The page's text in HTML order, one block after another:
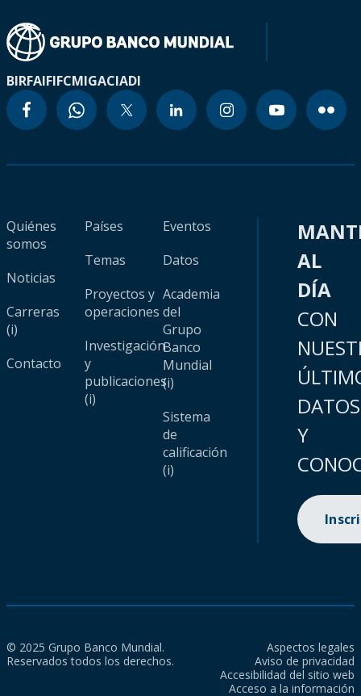
BIRFAIFIFCMIGACIADI
Quiénes
somos
Noticias
Carreras
(i)
Contacto
Países
Temas
Proyectos y
operaciones
Investigación
y
publicaciones
(i)
Eventos
Datos
Academia
del
Grupo
Banco
Mundial
(i)
Sistema
de
calificación
(i)
AL
DÍA
CON
DATOS
Y
© 2025 Grupo Banco Mundial.
Reservados todos los derechos.
Aspectos legales
Aviso de privacidad
Accesibilidad del sitio web
Acceso a la información